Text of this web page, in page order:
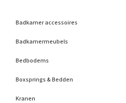
Badkamer accessoires
Badkamermeubels
Bedbodems
Boxsprings & Bedden
Kranen